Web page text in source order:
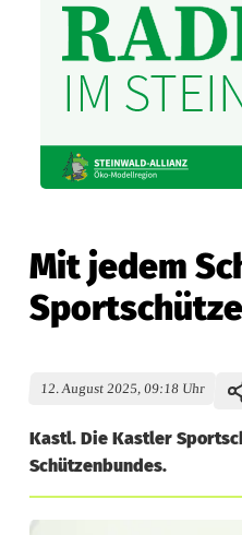
Mit jedem
12. August 2025, 09:18 Uhr
Kastl. Die Kastler
Schützenbundes.